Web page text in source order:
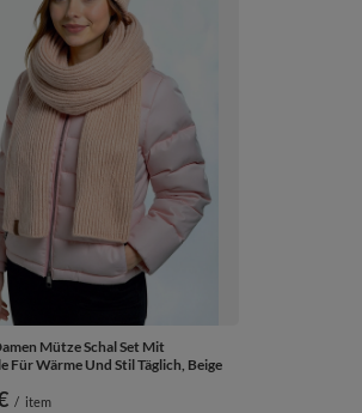
Mütze Schal Set Mit
Für Wärme Und Stil Täglich, Beige
/ item